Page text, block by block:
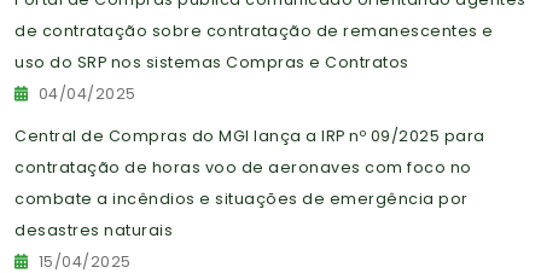
de contratação sobre contratação de remanescentes e
uso do SRP nos sistemas Compras e Contratos
04/04/2025
Central de Compras do MGI lança a IRP nº 09/2025 para
contratação de horas voo de aeronaves com foco no
combate a incêndios e situações de emergência por
desastres naturais
15/04/2025